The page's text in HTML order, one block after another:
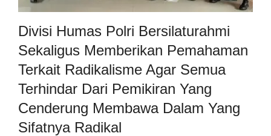
Divisi Humas Polri Bersilaturahmi
Sekaligus Memberikan Pemahaman
Terkait Radikalisme Agar Semua
Terhindar Dari Pemikiran Yang
Cenderung Membawa Dalam Yang
Sifatnya Radikal